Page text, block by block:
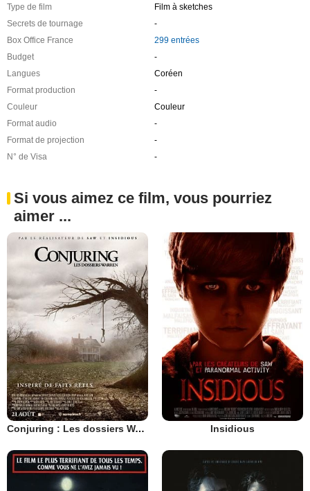
Type de film
Film à sketches
Secrets de tournage
-
Box Office France
299 entrées
Budget
-
Langues
Coréen
Format production
-
Couleur
Couleur
Format audio
-
Format de projection
-
N° de Visa
-
Si vous aimez ce film, vous pourriez
aimer ...
Conjuring : Les dossiers Warren Insidious